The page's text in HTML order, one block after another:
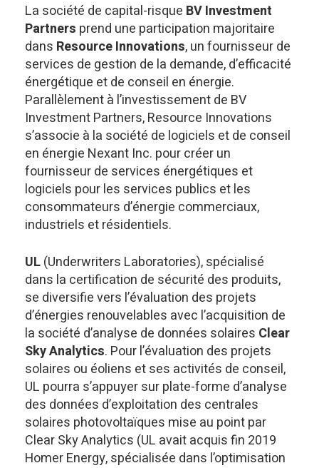
La société de capital-risque BV Investment
Partners prend une participation majoritaire
dans Resource Innovations, un fournisseur de
services de gestion de la demande, d’efficacité
énergétique et de conseil en énergie.
Parallèlement à l’investissement de BV
Investment Partners, Resource Innovations
s’associe à la société de logiciels et de conseil
en énergie Nexant Inc. pour créer un
fournisseur de services énergétiques et
logiciels pour les services publics et les
consommateurs d’énergie commerciaux,
industriels et résidentiels.
UL(Underwriters Laboratories), spécialisé
dans la certification de sécurité des produits,
se diversifie vers l’évaluation des projets
d’énergies renouvelables avec l’acquisition de
la société d’analyse de données solaires Clear
Sky Analytics. Pour l’évaluation des projets
solaires ou éoliens et ses activités de conseil,
UL pourra s’appuyer sur plate-forme d’analyse
des données d’exploitation des centrales
solaires photovoltaïques mise au point par
Clear Sky Analytics (UL avait acquis fin 2019
Homer Energy, spécialisée dans l’optimisation